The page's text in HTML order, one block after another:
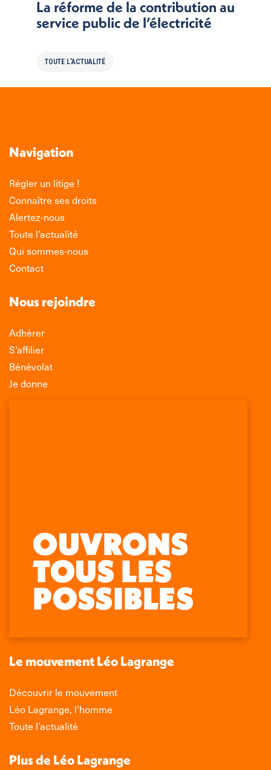
La réforme de la contribution au
service public de l’électricité
TOUTE L'ACTUALITÉ
Navigation
Régler un litige !
Connaître ses droits
Alertez-nous
Toute l’actualité
Qui sommes-nous
Contact
Nous rejoindre
Adhérer
S’affilier
Bénévolat
Je donne
Retrouvez-nous sur :
Facebook
s'ouvre
une
fenêtre
La
page
X
s'ouvre
une
fenêtre
La
page
LinkedIn
s'ouvre
une
fenêtre
La
page
Instagram
s'ouvre
une
nouvelle
fenêtre
Le mouvement Léo Lagrange
Découvrir le mouvement
Léo Lagrange, l’homme
Toute l’actualité
Plus de Léo Lagrange